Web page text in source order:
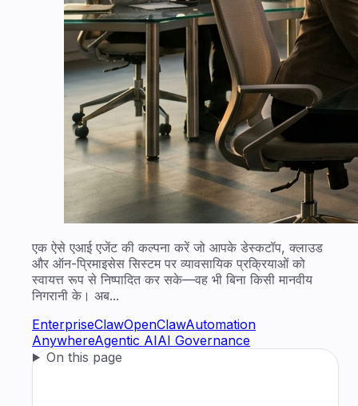
एक ऐसे एआई एजेंट की कल्पना करें जो आपके डेस्कटॉप, क्लाउड
और ऑन-प्रिमाइसेस सिस्टम पर व्यावसायिक प्रक्रियाओं को
स्वायत्त रूप से निष्पादित कर सके—वह भी बिना किसी मानवीय
निगरानी के। अब...
EnterpriseClawOpenClawAutomation
AnywhereAgentic AIAI Governance
On this page